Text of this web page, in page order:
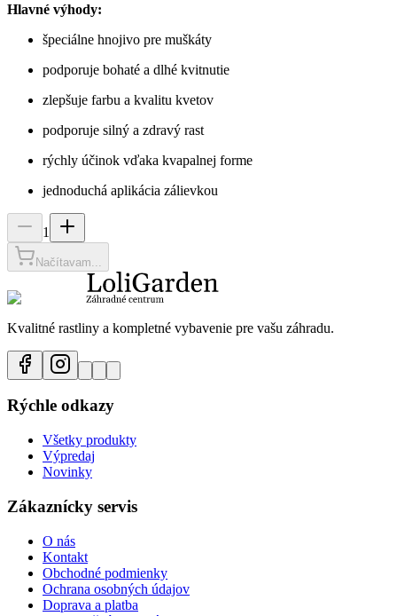
Hlavné výhody:
špeciálne hnojivo pre muškáty
podporuje bohaté a dlhé kvitnutie
zlepšuje farbu a kvalitu kvetov
podporuje silný a zdravý rast
rýchly účinok vďaka kvapalnej forme
jednoduchá aplikácia zálievkou
1
Načítavam...
Kvalitné rastliny a kompletné vybavenie pre vašu záhradu.
Rýchle odkazy
Všetky produkty
Výpredaj
Novinky
Zákaznícky servis
O nás
Kontakt
Obchodné podmienky
Ochrana osobných údajov
Doprava a platba